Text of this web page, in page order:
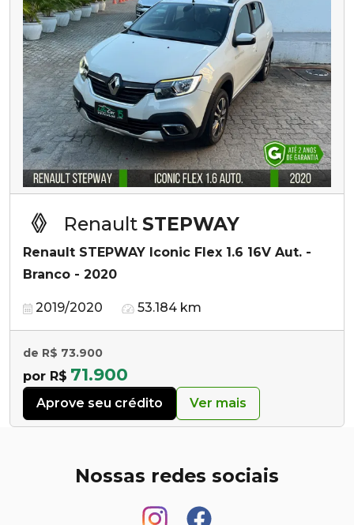
Renault STEPWAY
Renault STEPWAY Iconic Flex 1.6 16V Aut. -
Branco - 2020
2019/2020 53.184 km
de R$ 73.900
por R$ 71.900
Aprove seu crédito Ver mais
Nossas redes sociais